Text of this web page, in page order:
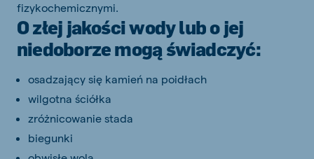
fizykochemicznymi.
O złej jakości wody lub o jej
niedoborze mogą świadczyć:
osadzający się kamień na poidłach
wilgotna ściółka
zróżnicowanie stada
biegunki